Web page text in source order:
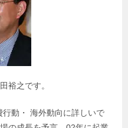
裕之です。
動・ 海外動向に詳しいで